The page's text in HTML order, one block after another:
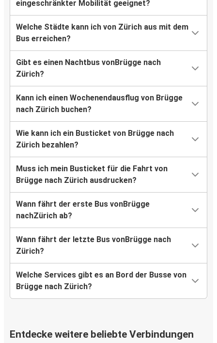
eingeschränkter Mobilität geeignet?
Welche Städte kann ich von Zürich aus mit dem
Bus erreichen?
Gibt es einen Nachtbus vonBrügge nach
Zürich?
Kann ich einen Wochenendausflug von Brügge
nach Zürich buchen?
Wie kann ich ein Busticket von Brügge nach
Zürich bezahlen?
Muss ich mein Busticket für die Fahrt von
Brügge nach Zürich ausdrucken?
Wann fährt der erste Bus vonBrügge
nachZürich ab?
Wann fährt der letzte Bus vonBrügge nach
Zürich?
Welche Services gibt es an Bord der Busse von
Brügge nach Zürich?
Entdecke weitere beliebte Verbindungen